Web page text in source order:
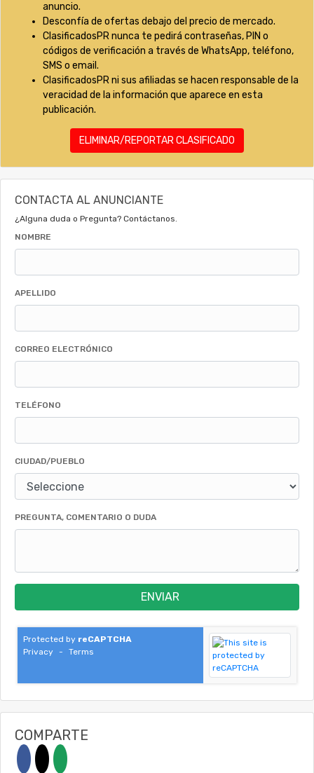
anuncio.
Desconfía de ofertas debajo del precio de mercado.
ClasificadosPR nunca te pedirá contraseñas, PIN o
códigos de verificación a través de WhatsApp, teléfono,
SMS o email.
ClasificadosPR ni sus afiliadas se hacen responsable de la
veracidad de la información que aparece en esta
publicación.
ELIMINAR/REPORTAR CLASIFICADO
CONTACTA AL ANUNCIANTE
¿Alguna duda o Pregunta? Contáctanos.
NOMBRE
APELLIDO
CORREO ELECTRÓNICO
TELÉFONO
CIUDAD/PUEBLO
PREGUNTA, COMENTARIO O DUDA
ENVIAR
Protected by reCAPTCHA
Privacy
- Terms
COMPARTE